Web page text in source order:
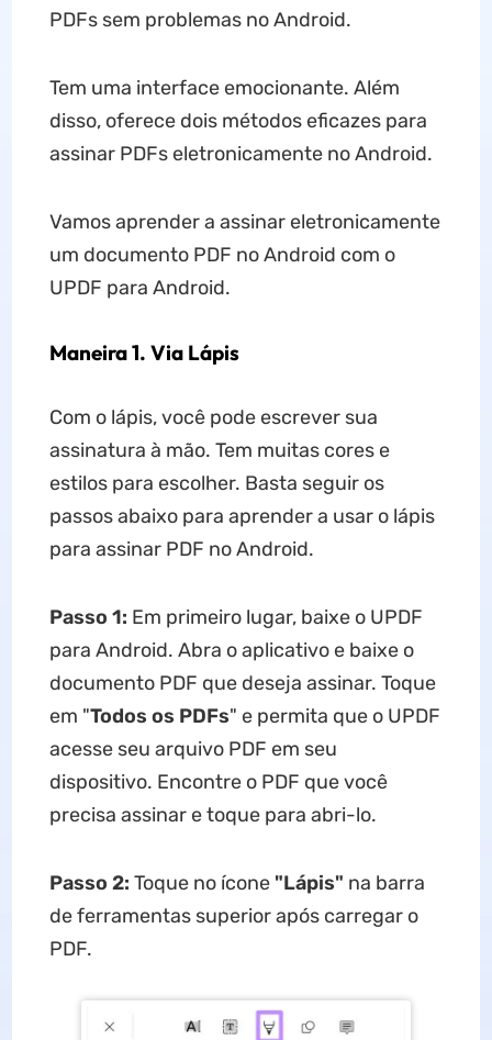
PDFs sem problemas no Android.
Tem uma interface emocionante. Além
disso, oferece dois métodos eficazes para
assinar PDFs eletronicamente no Android.
Vamos aprender a assinar eletronicamente
um documento PDF no Android com o
UPDF para Android.
Maneira 1. Via Lápis
Com o lápis, você pode escrever sua
assinatura à mão. Tem muitas cores e
estilos para escolher. Basta seguir os
passos abaixo para aprender a usar o lápis
para assinar PDF no Android.
Passo 1: Em primeiro lugar, baixe o UPDF
para Android. Abra o aplicativo e baixe o
documento PDF que deseja assinar. Toque
em "Todos os PDFs" e permita que o UPDF
acesse seu arquivo PDF em seu
dispositivo. Encontre o PDF que você
precisa assinar e toque para abri-lo.
Passo 2: Toque no ícone "Lápis" na barra
de ferramentas superior após carregar o
PDF.